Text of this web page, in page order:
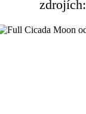
zdrojích: